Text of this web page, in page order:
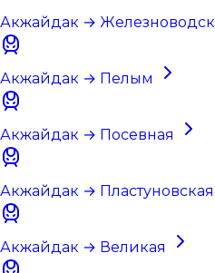
Акжайдак → Железноводск
Акжайдак → Пелым
Акжайдак → Посевная
Акжайдак → Пластуновская
Акжайдак → Великая